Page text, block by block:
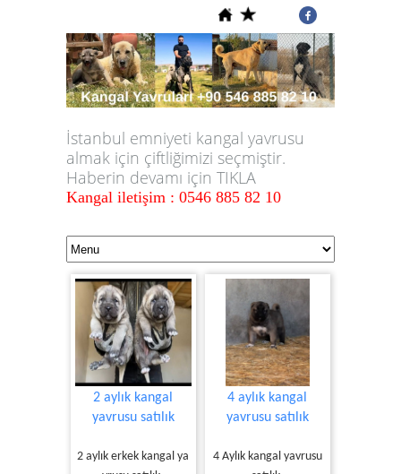
İstanbul emniyeti kangal yavrusu
almak için çiftliğimizi seçmiştir.
Haberin devamı için TIKLA
Kangal iletişim : 0546 885 82 10
2 aylık kangal
yavrusu satılık
2 aylık erkek kangal ya
4 aylık kangal
yavrusu satılık
4 Aylık kangal yavrusu